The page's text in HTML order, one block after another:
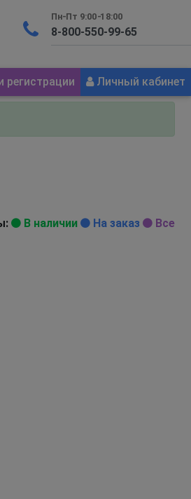
Пн-Пт 9:00-18:00
регистрации Личный кабинет
В наличии На заказ Все